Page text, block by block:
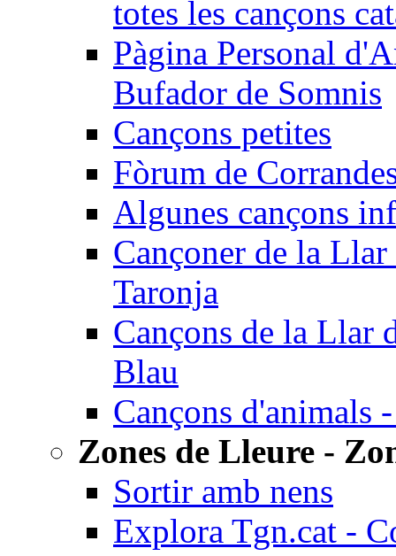
totes les cançons
Pàgina Personal
Bufador de Somnis
Cançons petites
Fòrum de
Algunes cançons
Cançoner de la
Taronja
Cançons de la Llar
Blau
Cançons d'animals
Zones de Lleure -
Sortir amb nens
Explora Tgn.cat -